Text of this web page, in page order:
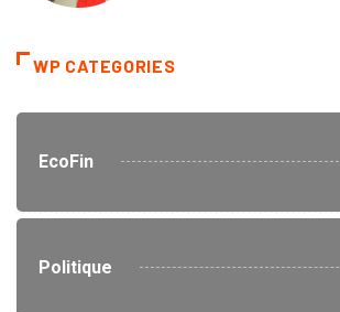
WP CATEGORIES
EcoFin
Politique